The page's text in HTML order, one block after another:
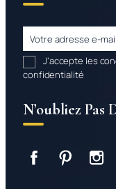
J’accepte les
confidentialité
N’oubliez Pas
FacebookPinterest